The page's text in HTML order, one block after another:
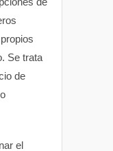
Se trata
de
el